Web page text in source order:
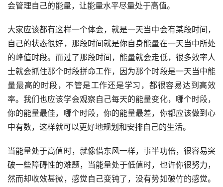
会管理自己的能量，让能量水平尽量处于高值。
大家应该都有这样一个体会，就是一天当中会有某段时间，
自己的状态很好，那段时间就是你自身能量在一天当中所处
的峰值时段。而过了那段时间，能量就会走低，很多效率人
士就会抓住那个时段拼命工作，因为那个时段是一天当中能
量最高的时段，不管是工作还是学习，都很容易达到高效
率。我们也应该学会观察自己每天的能量变化，哪个时段，
你的能量最佳，哪个时段，你的能量最差，你都应该做到心
中有数，这样就可以更好地规划和安排自己的生活。
当能量处于高值时，就像借东风一样，事半功倍，很容易突
破一些障碍性的难题，当能量处于低值时，也许你很努力，
然而却收效甚微，感觉自己变钝了，没有势如破竹的感觉。